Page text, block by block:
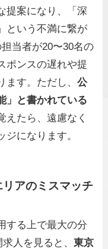
提案になり、「深
という不満に繋が
当者が20〜30名の
ポンスの遅れや提
ます。ただし、公
」と書かれている
えたら、遠慮なく
になります。
アのミスマッチ
する上で最大の分
求人を見ると、東京